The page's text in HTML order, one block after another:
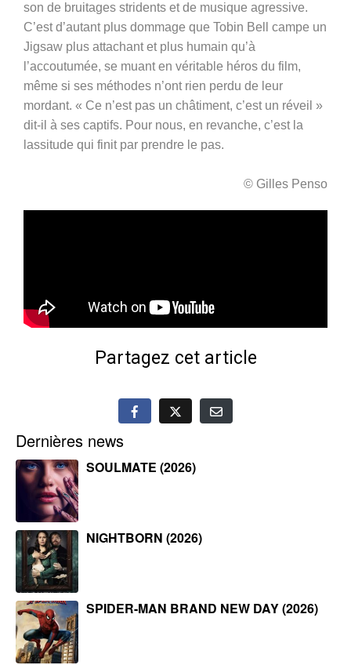
son de bruitages stridents et de musique agressive.
C’est d’autant plus dommage que Tobin Bell campe un
Jigsaw plus attachant et plus humain qu’à
l’accoutumée, se muant en véritable héros du film,
même si ses méthodes n’ont rien perdu de leur
mordant. « Ce n’est pas un châtiment, c’est un réveil »
dit-il à ses captifs. Pour nous, en revanche, c’est la
lassitude qui finit par prendre le pas.
© Gilles Penso
Partagez cet article
Dernières news
SOULMATE (2026)
NIGHTBORN (2026)
SPIDER-MAN BRAND NEW DAY (2026)